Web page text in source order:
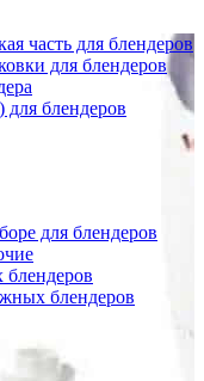
часть для блендеров
для блендеров
блендеров
для блендеров
блендеров
блендеров